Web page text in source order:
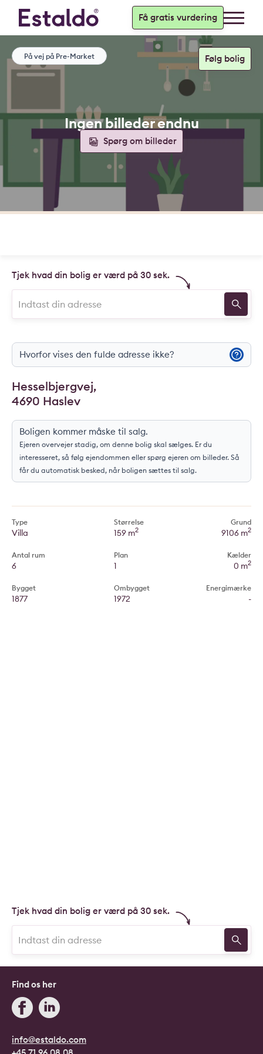
Få gratis vurdering
Ingen billeder endnu
Spørg om billeder
På vej på Pre-Market
Tjek hvad din bolig er værd på 30 sek.
Hvorfor vises den fulde adresse ikke?
Hesselbjergvej,
4690 Haslev
Boligen kommer måske til salg.
Ejeren overvejer stadig, om denne bolig skal sælges. Er du
interesseret, så følg ejendommen eller spørg ejeren om billeder. Så
får du automatisk besked, når boligen sættes til salg.
Type
Villa
Antal rum
6
Bygget
1877
Størrelse
159 m2
Plan
1
Ombygget
1972
Grund
9106 m2
Kælder
0 m2
Energimærke
-
Tjek hvad din bolig er værd på 30 sek.
info@estaldo.com
Find os her